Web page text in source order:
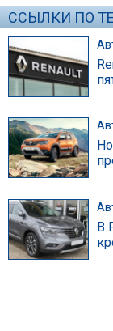
ССЫЛКИ ПО
В